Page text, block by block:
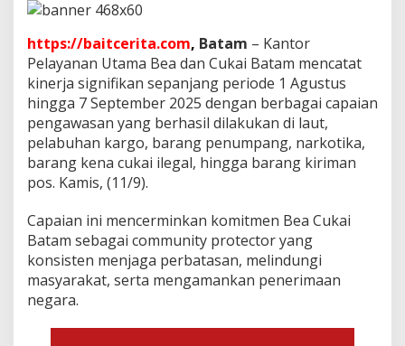
e
n
y
e
l
n
d
a
d
a
l
3
https://baitcerita.com, Batam – Kantor
Pelayanan Utama Bea dan Cukai Batam mencatat
kinerja signifikan sepanjang periode 1 Agustus
hingga 7 September 2025 dengan berbagai capaian
pengawasan yang berhasil dilakukan di laut,
pelabuhan kargo, barang penumpang, narkotika,
barang kena cukai ilegal, hingga barang kiriman
pos. Kamis, (11/9).
Capaian ini mencerminkan komitmen Bea Cukai
Batam sebagai community protector yang
konsisten menjaga perbatasan, melindungi
masyarakat, serta mengamankan penerimaan
negara.